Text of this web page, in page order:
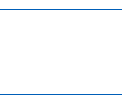
凡例
Cd Cr(VI)
式承認
ウェー
BV型式承認
（フランス
KR型式
（韓国
No No
製品の規格認証/適合状況ページへ
ちらのページからご検索ください